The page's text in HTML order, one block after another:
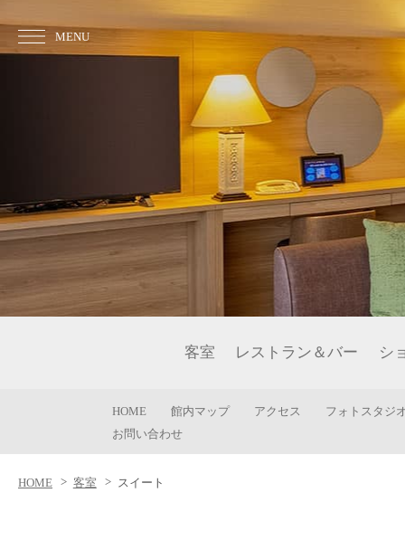
MENU
客室 レストラン＆バー シ
HOME 館内マップ アクセス フォトスタジ
お問い合わせ
HOME 客室 スイート